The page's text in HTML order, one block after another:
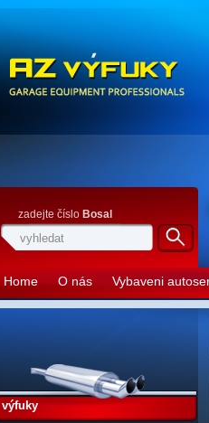
Home O nás Vybaveni
zadejte číslo Bosal
výfuky